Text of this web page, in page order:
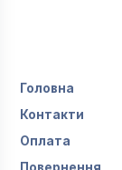
Головна
Контакти
Оплата